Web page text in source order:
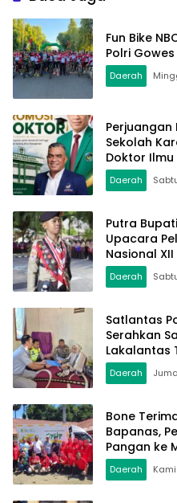
Fun Bike
Polri
Daerah
Perjuangan
Sekolah
Doktor Ilmu
Daerah
Putra
Upacara
Nasional XII
Daerah
Satlantas
Serahkan
Lakalantas
Daerah
Bone
Bapanas,
Pangan ke
Daerah